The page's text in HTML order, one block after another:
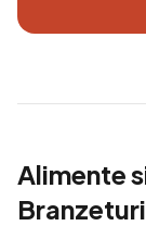
Alimente
Branzeturi